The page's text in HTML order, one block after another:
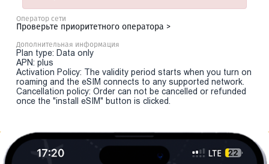
Оператор сети
Проверьте приоритетного оператора >
Дополнительная информация
Plan type: Data only
APN: plus
Activation Policy: The validity period starts when you turn on
roaming and the eSIM connects to any supported network.
Cancellation policy: Order can not be cancelled or refunded
once the "install eSIM" button is clicked.